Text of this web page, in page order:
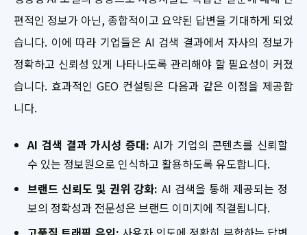
편적인 정보가 아닌, 종합적이고 요약된 답변을 기대하게 되었
습니다. 이에 따라 기업들은 AI 검색 결과에서 자사의 정보가
정확하고 신뢰성 있게 나타나도록 관리해야 할 필요성이 커졌
습니다. 효과적인 GEO 컨설팅은 다음과 같은 이점을 제공합
니다.
AI 검색 결과 가시성 증대: AI가 기업의 콘텐츠를 신뢰할
수 있는 정보원으로 인식하고 활용하도록 유도합니다.
브랜드 신뢰도 및 권위 강화: AI 검색을 통해 제공되는 정
보의 정확성과 전문성은 브랜드 이미지에 직결됩니다.